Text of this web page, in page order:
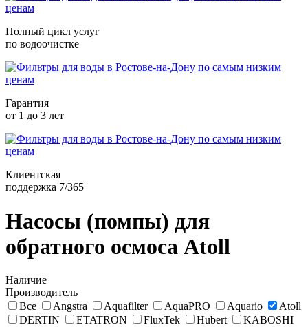
Полный цикл услуг
по водоочистке
Гарантия
от 1 до 3 лет
Клиентская
поддержка 7/365
Насосы (помпы) для
обратного осмоса Atoll
Наличие
Производитель
Все
Angstra Aquafilter AquaPRO Aquario
Atoll
DERTIN
ETATRON FluxTek Hubert
KABOSHI